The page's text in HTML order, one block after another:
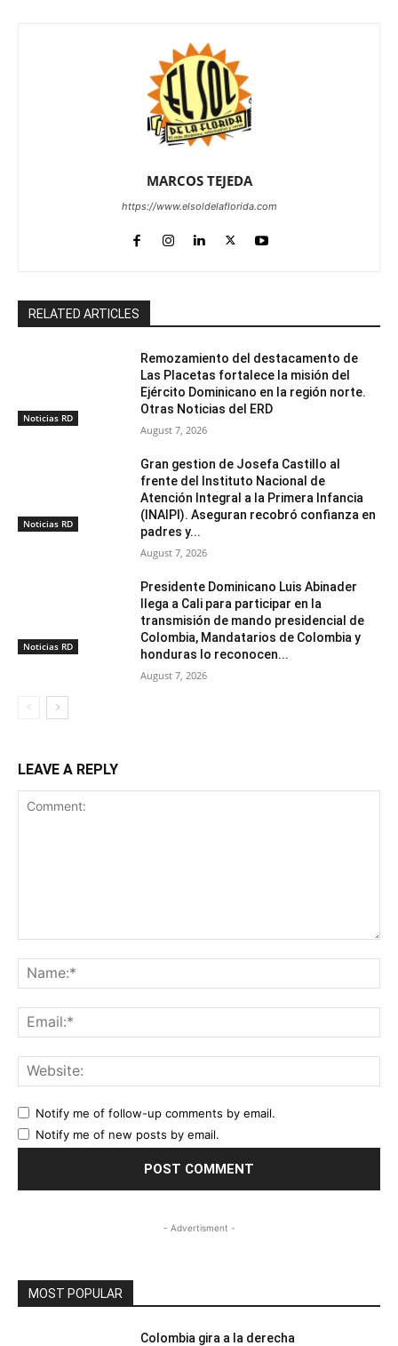
MARCOS TEJEDA
https://www.elsoldelaflorida.com
RELATED ARTICLES
Noticias RD
Remozamiento del destacamento de
Las Placetas fortalece la misión del
Ejército Dominicano en la región norte.
Otras Noticias del ERD
August 7, 2026
Noticias RD
Gran gestion de Josefa Castillo al
frente del Instituto Nacional de
Atención Integral a la Primera Infancia
(INAIPI). Aseguran recobró confianza en
padres y...
August 7, 2026
Noticias RD
Presidente Dominicano Luis Abinader
llega a Cali para participar en la
transmisión de mando presidencial de
Colombia, Mandatarios de Colombia y
honduras lo reconocen...
August 7, 2026
LEAVE A REPLY
Notify me of follow-up comments by email.
Notify me of new posts by email.
- Advertisment -
MOST POPULAR
Colombia gira a la derecha